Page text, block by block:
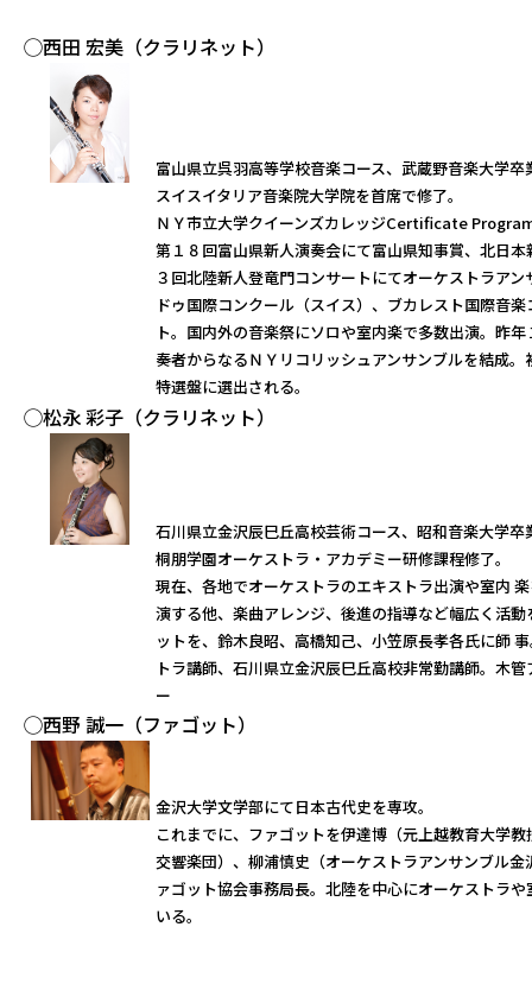
◯西田 宏美（クラリネット）
富山県立呉羽高等学校音楽コース、武蔵野音楽大学卒
スイスイタリア音楽院大学院を首席で修了。
ＮＹ市立大学クイーンズカレッジCertificate
第１８回富山県新人演奏会にて富山県知事賞、北日
３回北陸新人登竜門コンサートにてオーケストラア
ドゥ国際コンクール（スイス）、ブカレスト国際音
ト。国内外の音楽祭にソロや室内楽で多数出演。昨
奏者からなるＮＹリコリッシュアンサンブルを結成
特選盤に選出される。
◯松永 彩子（クラリネット）
石川県立金沢辰巳丘高校芸術コース、昭和音楽大学卒
桐朋学園オーケストラ・アカデミー研修課程修了。
現在、各地でオーケストラのエキストラ出演や室内
演する他、楽曲アレンジ、後進の指導など幅広く活
ットを、鈴木良昭、高橋知己、小笠原長孝各氏に師
トラ講師、石川県立金沢辰巳丘高校非常勤講師。木
ー
◯西野 誠一（ファゴット）
金沢大学文学部にて日本古代史を専攻。
これまでに、ファゴットを伊達博（元上越教育大学
交響楽団）、柳浦慎史（オーケストラアンサンブル
ァゴット協会事務局長。北陸を中心にオーケストラ
いる。